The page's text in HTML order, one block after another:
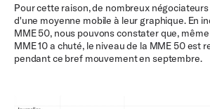
Pour cette raison, de nombreux
d'une moyenne mobile à leur graphique. En
MME 50, nous pouvons constater que,
MME 10 a chuté, le niveau de la MME 50 est
pendant ce bref mouvement en septembre.